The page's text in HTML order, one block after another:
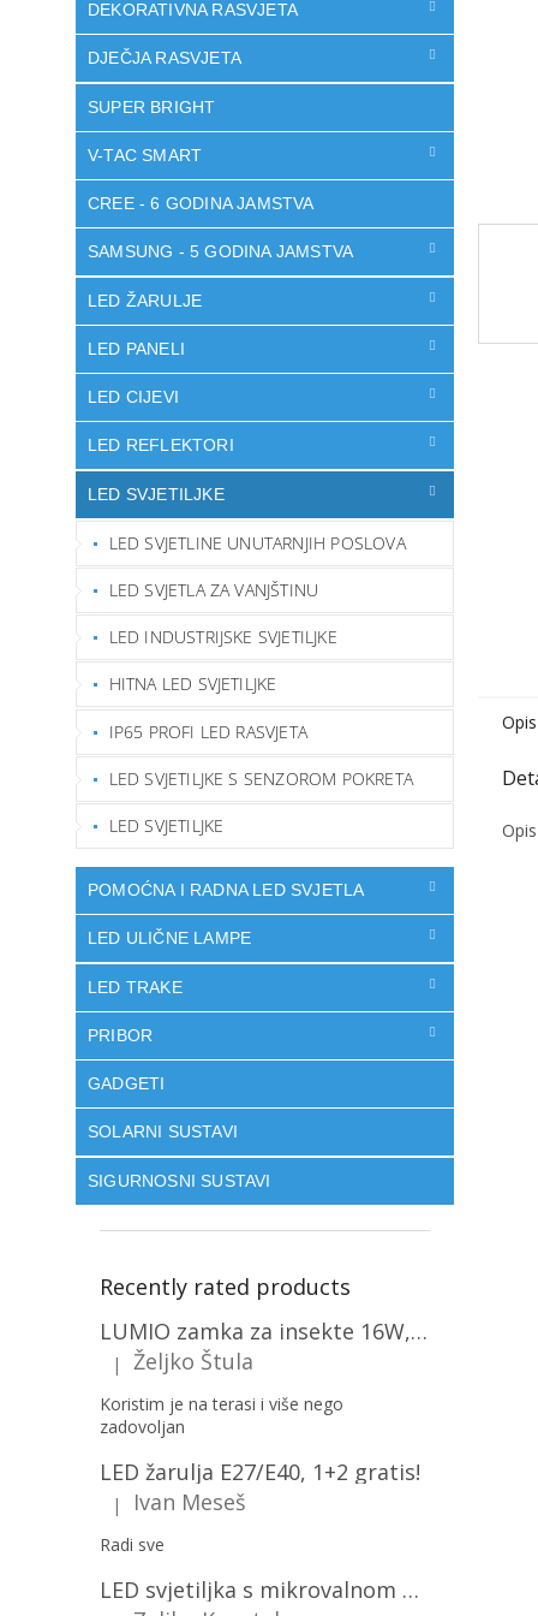
DEKORATIVNA RASVJETA
DJEČJA RASVJETA
SUPER BRIGHT
V-TAC SMART
CREE - 6 GODINA JAMSTVA
SAMSUNG - 5 GODINA JAMSTVA
LED ŽARULJE
LED PANELI
LED CIJEVI
LED REFLEKTORI
LED SVJETILJKE
LED SVJETLINE UNUTARNJIH POSLOVA
LED SVJETLA ZA VANJŠTINU
LED INDUSTRIJSKE SVJETILJKE
HITNA LED SVJETILJKE
IP65 PROFI LED RASVJETA
LED SVJETILJKE S SENZOROM POKRETA
LED SVJETILJKE
POMOĆNA I RADNA LED SVJETLA
LED ULIČNE LAMPE
LED TRAKE
PRIBOR
GADGETI
SOLARNI SUSTAVI
SIGURNOSNI SUSTAVI
Recently rated products
LUMIO zamka za insekte 16W, 1+1 gratis! [MKE004]
The product rating is 5 out of 5 stars.
| Željko Štula
Koristim je na terasi i više nego
zadovoljan
LED žarulja E27/E40, 1+2 gratis!
The product rating is 5 out of 5 stars.
| Ivan Meseš
Radi sve
LED svjetiljka s mikrovalnom pećnicom i svjetlosnim senzorom 36W, 3820lm, okrugla, bijeli okvir/2-PACK!
Opis